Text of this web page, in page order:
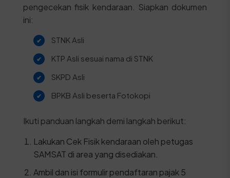
pengecekan fisik kendaraan. Siapkan dokumen
ini:
STNK Asli
KTP Asli sesuai nama di STNK
SKPD Asli
BPKB Asli beserta Fotokopi
Ikuti panduan langkah demi langkah berikut:
Lakukan Cek Fisik kendaraan oleh petugas
SAMSAT di area yang disediakan.
Ambil dan isi formulir pendaftaran pajak 5